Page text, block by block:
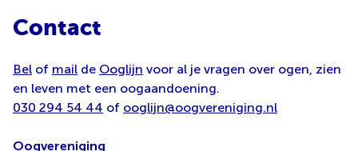
Contact
Bel of mail de Ooglijn voor al je vragen over ogen, zien
en leven met een oogaandoening.
030 294 54 44 of ooglijn@oogvereniging.nl
Oogvereniging